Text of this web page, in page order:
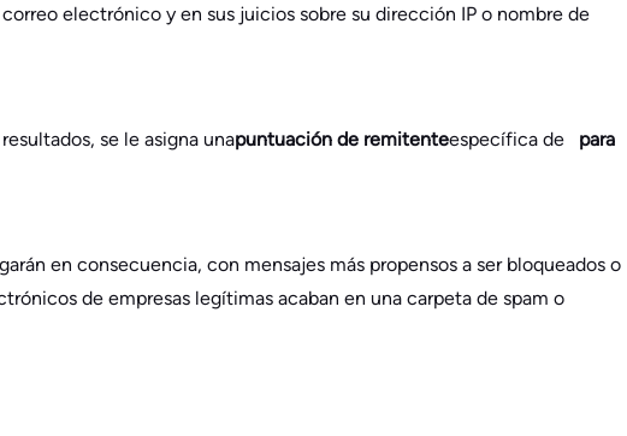
electrónico y en sus juicios sobre su dirección IP o nombre de
se le asigna unapuntuación de remitenteespecífica de
para
en consecuencia, con mensajes más propensos a ser bloqueados o
de empresas legítimas acaban en una carpeta de spam o